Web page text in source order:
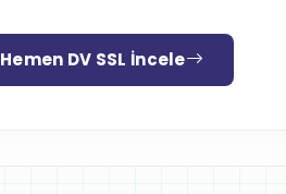
Hemen DV SSL İncele